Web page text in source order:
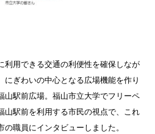
用できる交通の利便性を確保しなが
にぎわいの中心となる広場機能を作り
山駅前広場。福山市立大学でフリーペ
山駅前を利用する市民の視点で、これ
職員にインタビューしました。